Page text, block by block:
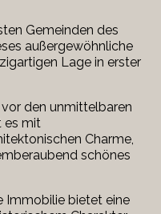
Gemeinden des
außergewöhnliche
Lage in erster
den unmittelbaren
es mit
Charme,
schönes
Immobilie bietet eine